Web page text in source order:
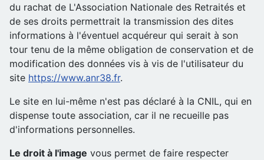
du rachat de L'Association Nationale des Retraités et
de ses droits permettrait la transmission des dites
informations à l'éventuel acquéreur qui serait à son
tour tenu de la même obligation de conservation et de
modification des données vis à vis de l'utilisateur du
site https://www.anr38.fr.
Le site en lui-même n'est pas déclaré à la CNIL, qui en
dispense toute association, car il ne recueille pas
d'informations personnelles.
Le droit à l'image vous permet de faire respecter